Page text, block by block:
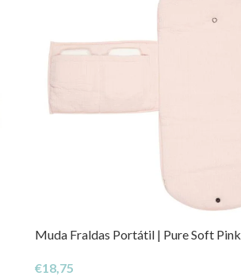
Muda Fraldas Portátil | Pure Soft Pink
€18,75